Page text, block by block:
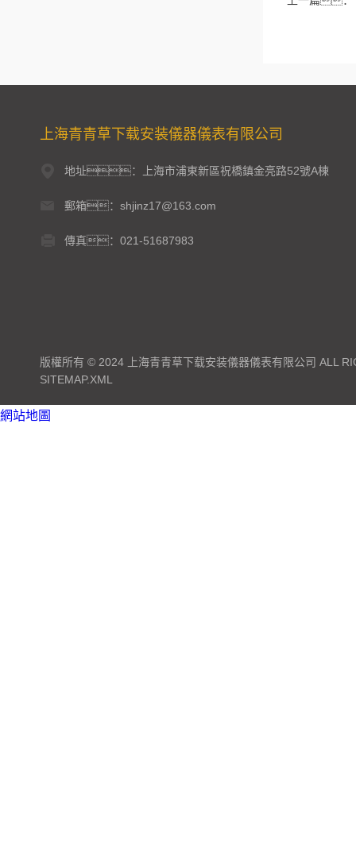
上海青青草下载安装儀器儀表有限公司
地址：上海市浦東新區祝橋鎮金亮路52號A棟
郵箱：shjinz17@163.com
傳真：021-51687983
版權所有 © 2024 上海青青草下载安装儀器儀表有限公司 ALL
SITEMAP.XML
網站地圖